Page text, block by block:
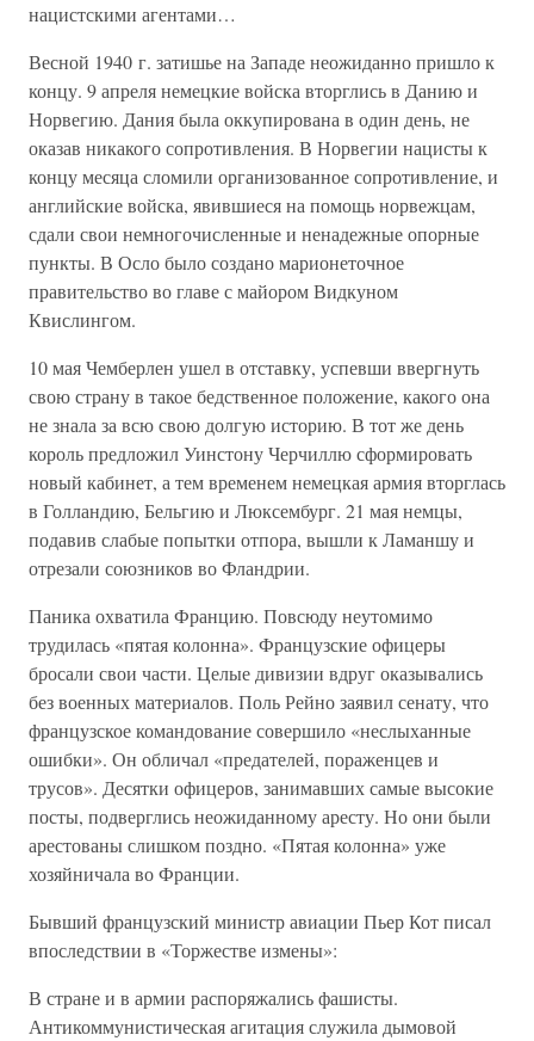
нацистскими агентами…
Весной 1940 г. затишье на Западе неожиданно пришло к
концу. 9 апреля немецкие войска вторглись в Данию и
Норвегию. Дания была оккупирована в один день, не
оказав никакого сопротивления. В Норвегии нацисты к
концу месяца сломили организованное сопротивление, и
английские войска, явившиеся на помощь норвежцам,
сдали свои немногочисленные и ненадежные опорные
пункты. В Осло было создано марионеточное
правительство во главе с майором Видкуном
Квислингом.
10 мая Чемберлен ушел в отставку, успевши ввергнуть
свою страну в такое бедственное положение, какого она
не знала за всю свою долгую историю. В тот же день
король предложил Уинстону Черчиллю сформировать
новый кабинет, а тем временем немецкая армия вторглась
в Голландию, Бельгию и Люксембург. 21 мая немцы,
подавив слабые попытки отпора, вышли к Ламаншу и
отрезали союзников во Фландрии.
Паника охватила Францию. Повсюду неутомимо
трудилась «пятая колонна». Французские офицеры
бросали свои части. Целые дивизии вдруг оказывались
без военных материалов. Поль Рейно заявил сенату, что
французское командование совершило «неслыханные
ошибки». Он обличал «предателей, пораженцев и
трусов». Десятки офицеров, занимавших самые высокие
посты, подверглись неожиданному аресту. Но они были
арестованы слишком поздно. «Пятая колонна» уже
хозяйничала во Франции.
Бывший французский министр авиации Пьер Кот писал
впоследствии в «Торжестве измены»:
В стране и в армии распоряжались фашисты.
Антикоммунистическая агитация служила дымовой